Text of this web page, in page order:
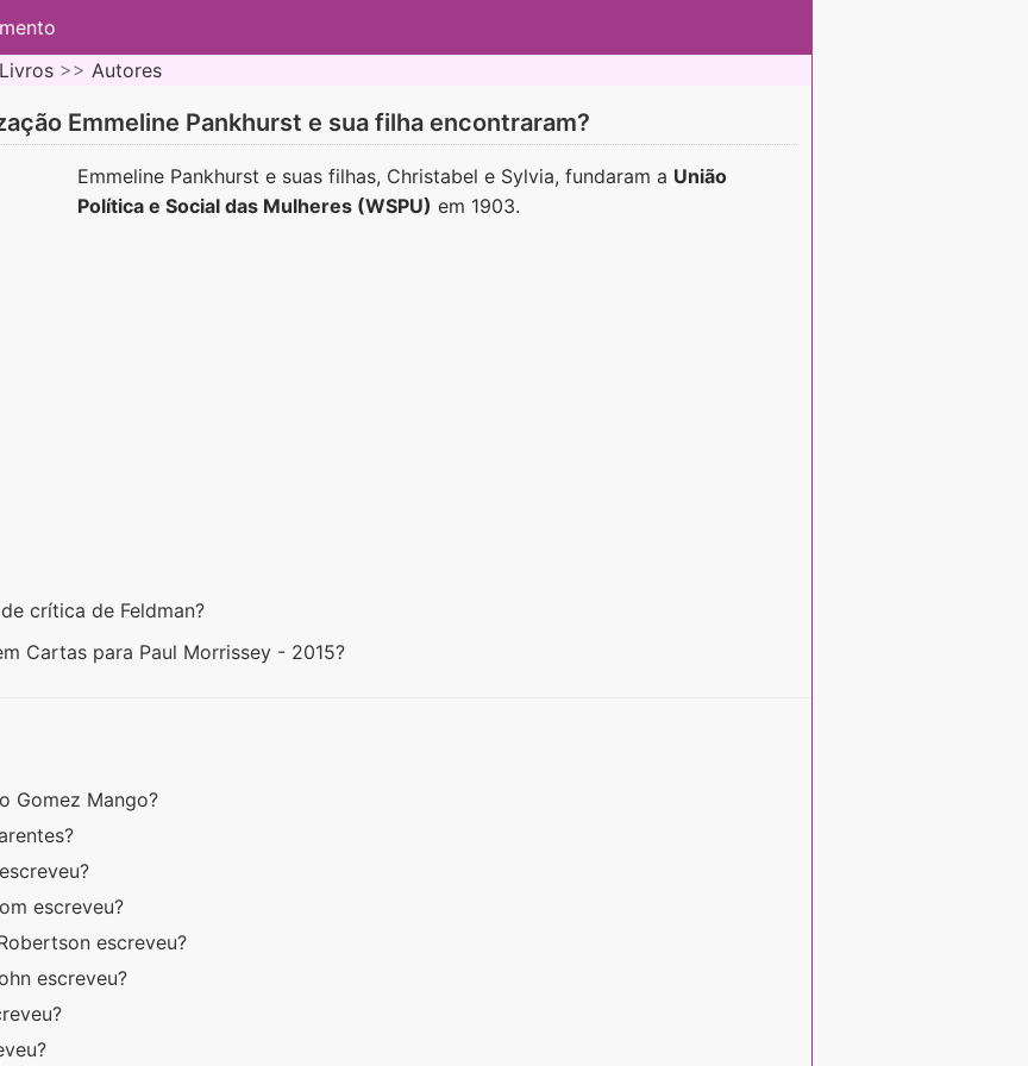
Livros >> Autores
Emmeline Pankhurst e sua filha encontraram?
Emmeline Pankhurst e suas filhas, Christabel e Sylvia, fundaram a União
Política e Social das Mulheres (WSPU) em 1903.
crítica de Feldman?
Cartas para Paul Morrissey - 2015?
Gomez Mango?
escreveu?
escreveu?
escreveu?